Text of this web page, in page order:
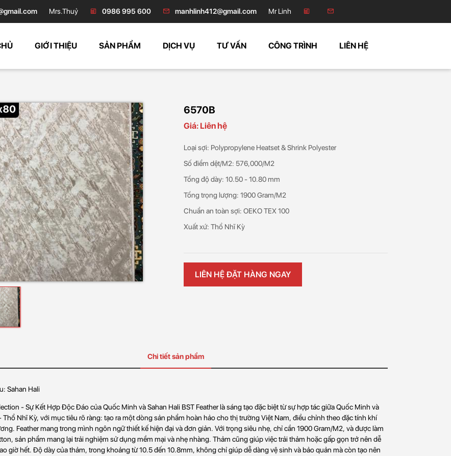
Mrs.Thuỷ 0986 995 600 manhlinh412@gmail.com Mr Linh
GIỚI THIỆU SẢN PHẨM DỊCH VỤ TƯ VẤN CÔNG TRÌNH LIÊN HỆ
6570B
Giá: Liên hệ
Loại sợi: Polypropylene Heatset & Shrink Polyester
Số điểm dệt/M2: 576,000/M2
Tổng độ dày: 10.50 - 10.80 mm
Tổng trọng lượng: 1900 Gram/M2
Chuẩn an toàn sợi: OEKO TEX 100
Xuất xứ: Thổ Nhĩ Kỳ
LIÊN HỆ ĐẶT HÀNG NGAY
Chi tiết sản phẩm
Sahan Hali
- Sự Kết Hợp Độc Đáo của Quốc Minh và Sahan Hali BST Feather là sáng tạo đặc biệt từ sự hợp tác giữa Quốc Minh và
Thổ Nhĩ Kỳ, với mục tiêu rõ ràng: tạo ra một dòng sản phẩm hoàn hảo cho thị trường Việt Nam, điều chỉnh theo đặc tính khí
Feather mang trong mình ngôn ngữ thiết kế hiện đại và đơn giản. Với trọng siêu nhẹ, chỉ cần 1900 Gram/M2, và được làm
sản phẩm mang lại trải nghiệm sử dụng mềm mại và nhẹ nhàng. Thảm cũng giúp việc trải thảm hoặc gấp gọn trở nên dễ
giờ hết. Độ dày của thảm, trong khoảng từ 10.5 đến 10.8mm, không chỉ giúp dễ dàng vệ sinh và bảo quản mà còn tạo nên